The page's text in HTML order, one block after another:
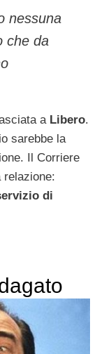
nessuna
che da
a Libero.
sarebbe la
Il Corriere
relazione:
di